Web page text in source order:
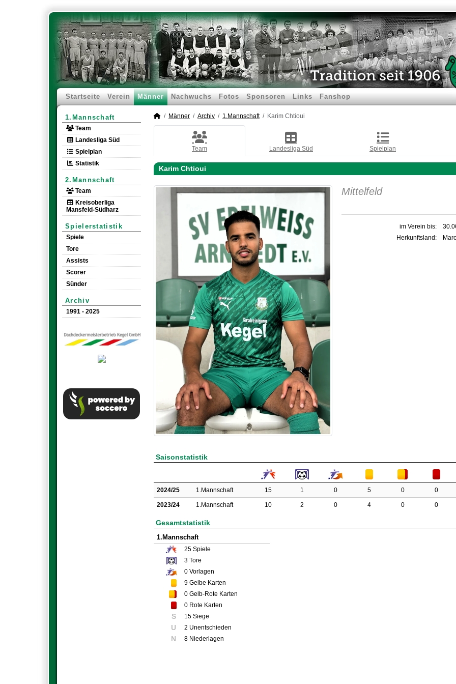
Startseite Verein Männer Nachwuchs Fotos Sponsoren Links Fanshop
1.Mannschaft
Team
Landesliga Süd
Spielplan
Statistik
2.Mannschaft
Team
Kreisoberliga
Mansfeld-Südharz
Spielerstatistik
Spiele
Tore
Assists
Scorer
Sünder
Archiv
1991 - 2025
Männer Archiv 1.Mannschaft Karim Chtioui
Team Landesliga Süd Spielplan
Karim Chtioui
Mittelfeld
im Verein bis:
Herkunftsland:
Saisonstatistik
2024/25 1.Mannschaft 15 1 0 5 0 0
2023/24 1.Mannschaft 10 2 0 4 0 0
Gesamtstatistik
1.Mannschaft
25 Spiele
3 Tore
0 Vorlagen
9 Gelbe Karten
0 Gelb-Rote Karten
0 Rote Karten
S 15 Siege
U 2 Unentschieden
N 8 Niederlagen